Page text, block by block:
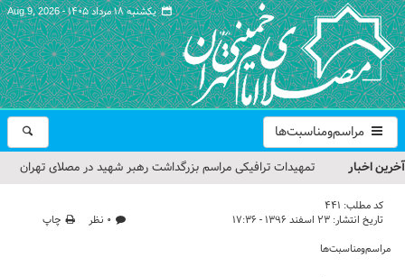
یکشنبه ۱۸ مرداد ۱۴۰۵ - Aug 9, 2026
مراسم‌ومناسبت‌ها
آخرین اخبار
تمهیدات ترافیکی مراسم بزرگداشت رهبر شهید در مصلای تهران
حجت‌الاسلام حاج علی‌اکبری؛ خطیب این هفته نماز جمعه تهران
کد مطلب: 441
تاریخ انتشار: ۲۳ اسفند ۱۳۹۶ - ۱۷:۳۶ ۰ نظر
چاپ
مراسم‌ومناسبت‌ها